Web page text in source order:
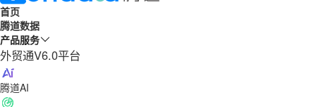
首页
腾道数据
产品服务
外贸通V6.0平台
腾道AI